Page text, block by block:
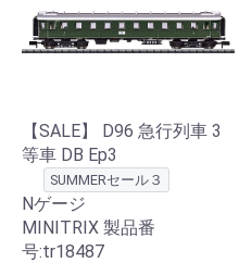
【SALE】 D96 急行列車 3
等車 DB Ep3
SUMMERセール３
Nゲージ
MINITRIX 製品番
号:tr18487